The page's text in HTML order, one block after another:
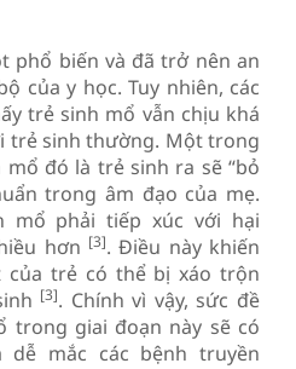
phổ biến và đã trở nên an
của y học. Tuy nhiên, các
trẻ sinh mổ vẫn chịu khá
trẻ sinh thường. Một trong
đó là trẻ sinh ra sẽ “bỏ
trong âm đạo của mẹ.
mổ phải tiếp xúc với hại
hơn [3]. Điều này khiến
trẻ có thể bị xáo trộn
[3]. Chính vì vậy, sức đề
trong giai đoạn này sẽ có
mắc các bệnh truyền